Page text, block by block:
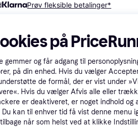
Prøv fleksible betalinger*
på
gemmer og får adgang til
på din enhed. Hvis du vælger
de formål, der er vist under
Hvis du vælger Afvis alle eller
er deaktiveret, er noget indhold og
kan til enhver tid få vist denne menu
når som helst ved at klikke